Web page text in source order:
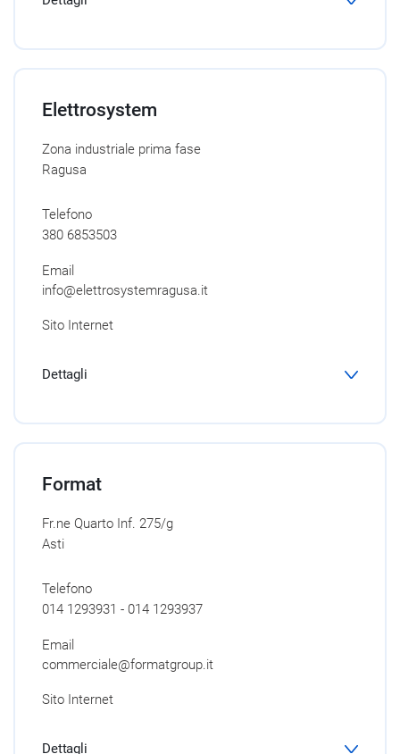
Elettrosystem
Zona industriale prima fase
Ragusa
Telefono
380 6853503
Email
info@elettrosystemragusa.it
Sito Internet
Dettagli
Format
Fr.ne Quarto Inf. 275/g
Asti
Telefono
014 1293931 - 014 1293937
Email
commerciale@formatgroup.it
Sito Internet
Dettagli